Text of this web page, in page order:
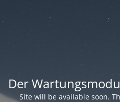
Der
Site will be available soon.